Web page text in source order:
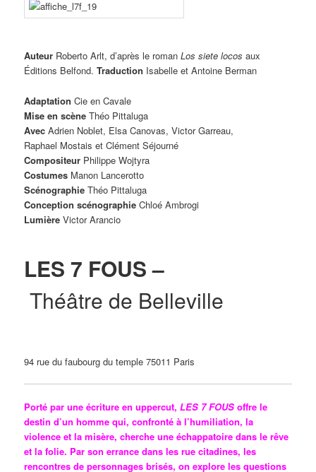
Auteur Roberto Arlt, d’après le romanLos siete locosaux
Éditions Belfond.Traduction Isabelle et Antoine Berman
Adaptation Cie en Cavale
Mise en scène Théo Pittaluga
Avec Adrien Noblet, Elsa Canovas, Victor Garreau,
Raphael Mostais et Clément Séjourné
Compositeur Philippe Wojtyra
Costumes Manon Lancerotto
Scénographie Théo Pittaluga
Conception scénographie Chloé Ambrogi
Lumière Victor Arancio
LES 7 FOUS –
Théâtre de Belleville
94 rue du faubourg du temple 75011 Paris
Porté par une écriture en uppercut,LES 7 FOUS offre le
destin d’un homme qui, confronté à l’humiliation, la
violence et la misère, cherche une échappatoire dans le rêve
et la folie. Par son errance dans les rue citadines, les
rencontres de personnages brisés, on explore les questions